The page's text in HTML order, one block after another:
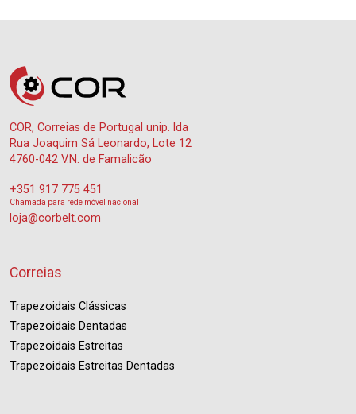
COR, Correias de Portugal unip. lda
Rua Joaquim Sá Leonardo, Lote 12
4760-042 V.N. de Famalicão
+351 917 775 451
Chamada para rede móvel nacional
loja@corbelt.com
Correias
Trapezoidais Clássicas
Trapezoidais Dentadas
Trapezoidais Estreitas
Trapezoidais Estreitas Dentadas